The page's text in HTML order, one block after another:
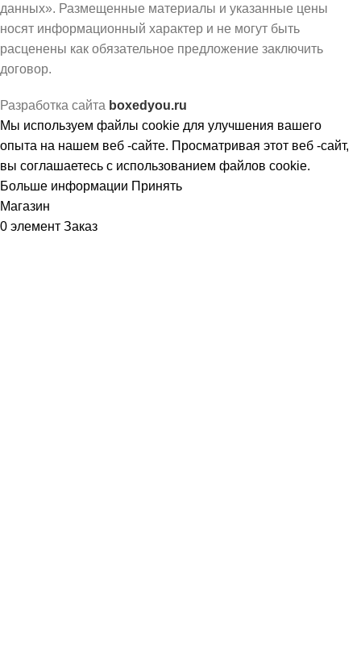
данных». Размещенные материалы и указанные цены
носят информационный характер и не могут быть
расценены как обязательное предложение заключить
договор.
Разработка сайта boxedyou.ru
Мы используем файлы cookie для улучшения вашего
опыта на нашем веб -сайте. Просматривая этот веб -сайт,
вы соглашаетесь с использованием файлов cookie.
Больше информации Принять
Магазин
0 элемент Заказ